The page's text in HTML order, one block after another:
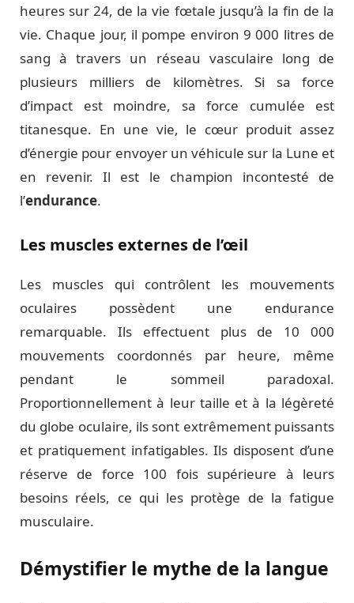
heures sur 24, de la vie fœtale jusqu’à la fin de la
vie. Chaque jour, il pompe environ 9 000 litres de
sang à travers un réseau vasculaire long de
plusieurs milliers de kilomètres. Si sa force
d’impact est moindre, sa force cumulée est
titanesque. En une vie, le cœur produit assez
d’énergie pour envoyer un véhicule sur la Lune et
en revenir. Il est le champion incontesté de
l’endurance.
Les muscles externes de l’œil
Les muscles qui contrôlent les mouvements
oculaires possèdent une endurance
remarquable. Ils effectuent plus de 10 000
mouvements coordonnés par heure, même
pendant le sommeil paradoxal.
Proportionnellement à leur taille et à la légèreté
du globe oculaire, ils sont extrêmement puissants
et pratiquement infatigables. Ils disposent d’une
réserve de force 100 fois supérieure à leurs
besoins réels, ce qui les protège de la fatigue
musculaire.
Démystifier le mythe de la langue